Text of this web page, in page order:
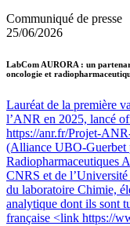
Communiqué de presse
25/06/2026
LabCom AURORA : un
oncologie et
Lauréat de la première
l’ANR en 2025, lancé
https://anr.fr/Projet-
(Alliance UBO-Guerbet
Radiopharmaceutiques
CNRS et de
du laboratoire Chimie,
analytique dont ils sont
française <link https://